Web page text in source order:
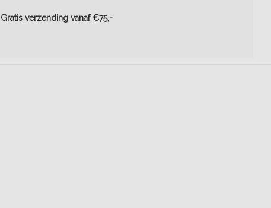
Gratis verzending vanaf €75,-